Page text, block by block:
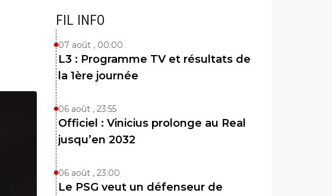
FIL INFO
07 août , 00:00
L3 : Programme TV et résultats de
la 1ère journée
06 août , 23:55
Officiel : Vinicius prolonge au Real
jusqu’en 2032
06 août , 23:00
Le PSG veut un défenseur de